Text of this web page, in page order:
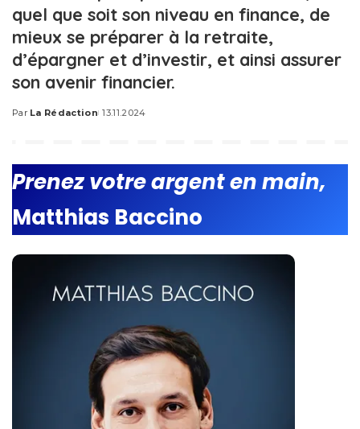
quel que soit son niveau en finance, de
mieux se préparer à la retraite,
d’épargner et d’investir, et ainsi assurer
son avenir financier.
Posted
Par La Rédaction 13.11.2024
Prenez votre argent en main,
Matthias Baccino